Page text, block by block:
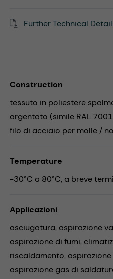
Further Technical
Construction
tessuto in poliestere
argentato (simile RAL
filo di acciaio per molle /
Temperature
-30°C a 80°C, a breve
Applicazioni
asciugatura, aspirazione
aspirazione di fumi,
riscaldamento,
aspirazione gas di